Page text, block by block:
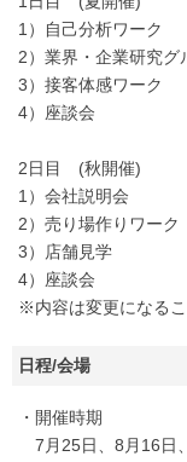
1）自己分析ワーク
2）業界・企業研究グ
3）接客体感ワーク
4）座談会
2日目 (秋開催)
1）会社説明会
2）売り場作りワーク
3）店舗見学
4）座談会
※内容は変更になるこ
日程/会場
・開催時期
7月25日、8月16日